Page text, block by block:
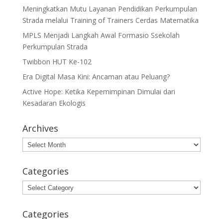
Meningkatkan Mutu Layanan Pendidikan Perkumpulan
Strada melalui Training of Trainers Cerdas Matematika
MPLS Menjadi Langkah Awal Formasio Ssekolah
Perkumpulan Strada
Twibbon HUT Ke-102
Era Digital Masa Kini: Ancaman atau Peluang?
Active Hope: Ketika Kepemimpinan Dimulai dari
Kesadaran Ekologis
Archives
Archives
Categories
Categories
Categories